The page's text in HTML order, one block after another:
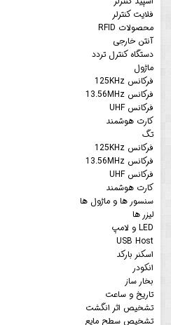
فلایت کنترلر
محصولات RFID
آنتن خارجی
دستگاه کنترل تردد
ماژول
فرکانس 125KHz
فرکانس 13.56MHz
فرکانس UHF
کارت هوشمند
تگ
فرکانس 125KHz
فرکانس 13.56MHz
فرکانس UHF
کارت هوشمند
سنسور ها و ماژول ها
لیزر ها
LED و لامپ
USB Host
اسکنر بارکد
انکودر
بخار ساز
تاریخ و ساعت
تشخیص اثر انگشت
تشخیص سطح مایع